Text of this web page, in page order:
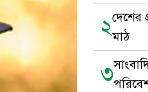
২দেশের
মাঠ
৩